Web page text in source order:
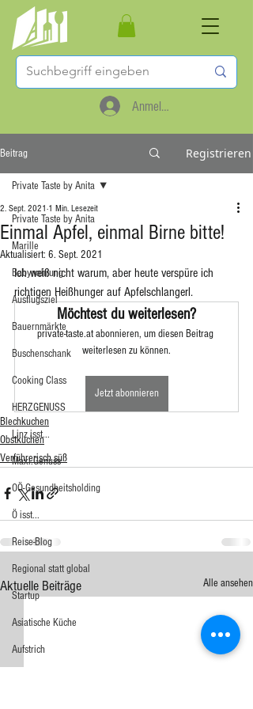
Anmelden
Beitrag Registrieren
Private Taste by Anita
Marille
Babynahrung
Ausflugsziel
Bauernmärkte
Buschenschank
Cooking Class
HERZGENUSS
Linz isst...
Maxi.Genuss
OÖ-Gesundheitsholding
Ö isst...
Reise-Blog
Regional statt global
Startup
Asiatische Küche
Aufstrich
Private Taste by Anita
Einmal Apfel, einmal Birne bitte!
2. Sept. 2021 1 Min. Lesezeit
Aktualisiert: 6. Sept. 2021
Ich weiß nicht warum, aber heute verspüre ich
richtigen Heißhunger auf Apfelschlangerl.
Möchtest du weiterlesen?
private-taste.at abonnieren, um diesen Beitrag
weiterlesen zu können.
Jetzt abonnieren
Blechkuchen
Obstkuchen
Verführerisch süß
Aktuelle Beiträge Alle ansehen